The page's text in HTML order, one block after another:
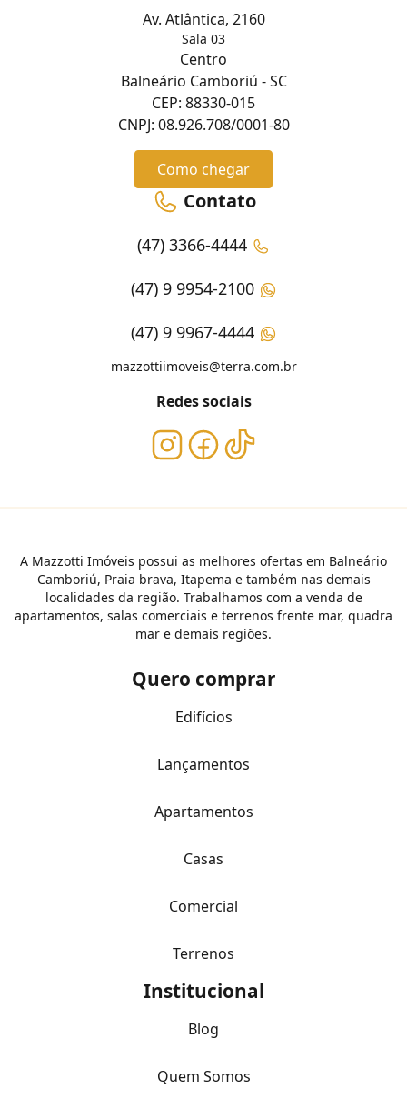
Av. Atlântica, 2160
Sala 03
Centro
Balneário Camboriú - SC
CEP: 88330-015
CNPJ: 08.926.708/0001-80
Como chegar
Contato
(47) 3366-4444
(47) 9 9954-2100
(47) 9 9967-4444
mazzottiimoveis@terra.com.br
Redes sociais
A Mazzotti Imóveis possui as melhores ofertas em Balneário
Camboriú, Praia brava, Itapema e também nas demais
localidades da região. Trabalhamos com a venda de
apartamentos, salas comerciais e terrenos frente mar, quadra
mar e demais regiões.
Quero comprar
Edifícios
Lançamentos
Apartamentos
Casas
Comercial
Terrenos
Institucional
Blog
Quem Somos